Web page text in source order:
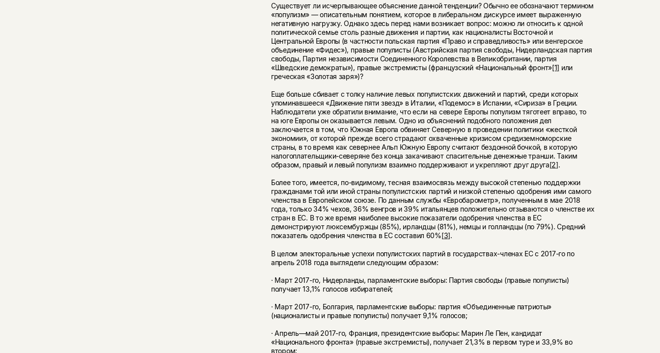
Существует ли исчерпывающее объяснение данной тенденции? Обычно ее обозначают термином
«популизм» — описательным понятием, которое в либеральном дискурсе имеет выраженную
негативную нагрузку. Однако здесь перед нами возникает вопрос: можно ли относить к одной
политической семье столь разные движения и партии, как националисты Восточной и
Центральной Европы (в частности польская партия «Право и справедливость» или венгерское
объединение «Фидес»), правые популисты (Австрийская партия свободы, Нидерландская партия
свободы, Партия независимости Соединенного Королевства в Великобритании, партия
«Шведские демократы»), правые экстремисты (французский «Национальный фронт»[1] или
греческая «Золотая заря»)?
Еще больше сбивает с толку наличие левых популистских движений и партий, среди которых
упоминавшееся «Движение пяти звезд» в Италии, «Подемос» в Испании, «Сириза» в Греции.
Наблюдатели уже обратили внимание, что если на севере Европы популизм тяготеет вправо, то
на юге Европы он оказывается левым. Одно из объяснений подобного положения дел
заключается в том, что Южная Европа обвиняет Северную в проведении политики «жесткой
экономии», от которой прежде всего страдают охваченные кризисом средиземноморские
страны, в то время как севернее Альп Южную Европу считают бездонной бочкой, в которую
налогоплательщики-северяне без конца закачивают спасительные денежные транши. Таким
образом, правый и левый популизм взаимно поддерживают и укрепляют друг друга[2].
Более того, имеется, по-видимому, тесная взаимосвязь между высокой степенью поддержки
гражданами той или иной страны популистских партий и низкой степенью одобрения ими самого
членства в Европейском союзе. По данным службы «Евробарометр», полученным в мае 2018
года, только 34% чехов, 36% венгров и 39% итальянцев положительно отзываются о членстве их
стран в ЕС. В то же время наиболее высокие показатели одобрения членства в ЕС
демонстрируют люксембуржцы (85%), ирландцы (81%), немцы и голландцы (по 79%). Средний
показатель одобрения членства в ЕС составил 60%[3].
В целом электоральные успехи популистских партий в государствах-членах ЕС с 2017-го по
апрель 2018 года выглядели следующим образом:
· Март 2017-го, Нидерланды, парламентские выборы: Партия свободы (правые популисты)
получает 13,1% голосов избирателей;
· Март 2017-го, Болгария, парламентские выборы: партия «Объединенные патриоты»
(националисты и правые популисты) получает 9,1% голосов;
· Апрель—май 2017-го, Франция, президентские выборы: Марин Ле Пен, кандидат
«Национального фронта» (правые экстремисты), получает 21,3% в первом туре и 33,9% во
втором;